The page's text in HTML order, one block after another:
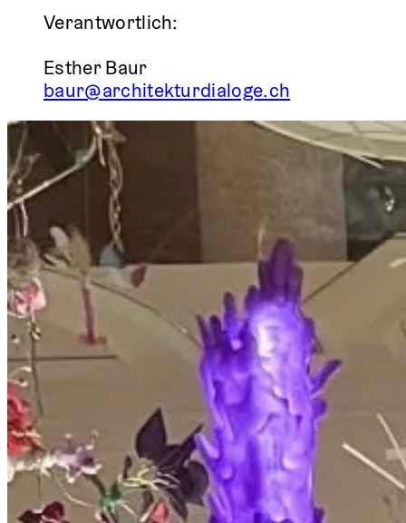
Verantwortlich:
Esther Baur
baur@architekturdialoge.ch